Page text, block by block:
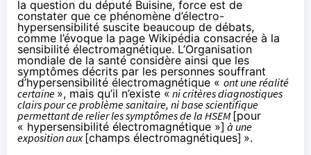
la question du député Buisine, force est de
constater que ce phénomène d’électro-
hypersensibilité suscite beaucoup de débats,
comme l’évoque la page Wikipédia consacrée à la
sensibilité électromagnétique. L’Organisation
mondiale de la santéconsidère ainsi que les
symptômes décrits par les personnes souffrant
d’hypersensibilité électromagnétique « ont une réalité
certaine », mais qu’il n’existe « ni critères diagnostiques
clairs pour ce problème sanitaire, ni base scientifique
permettant de relier les symptômes de la HSEM[pour
« hypersensibilité électromagnétique »] à une
exposition aux[champs électromagnétiques] ».